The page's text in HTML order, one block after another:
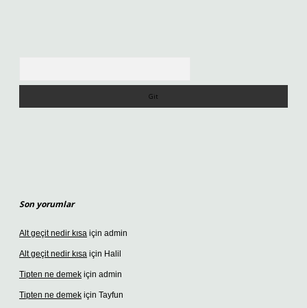
Son yorumlar
Alt geçit nedir kısa için admin
Alt geçit nedir kısa için Halil
Tipten ne demek için admin
Tipten ne demek için Tayfun